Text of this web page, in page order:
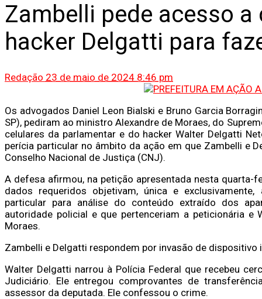
Zambelli pede acesso
hacker Delgatti para
Redação 23 de maio de 2024 8:46 pm
Os advogados Daniel Leon Bialski e Bruno Garcia
SP), pediram ao ministro Alexandre de Moraes, do
celulares da parlamentar e do hacker Walter Delgatti
perícia particular no âmbito da ação em que Zambelli e
Conselho Nacional de Justiça (CNJ).
A defesa afirmou, na petição apresentada nesta quarta-
dados requeridos objetivam, única e
particular para análise do conteúdo extraído dos
autoridade policial e que pertenceriam a peticionária e
Moraes.
Zambelli e Delgatti respondem por invasão de
Walter Delgatti narrou à Polícia Federal que recebeu
Judiciário. Ele entregou comprovantes de
assessor da deputada. Ele confessou o crime.